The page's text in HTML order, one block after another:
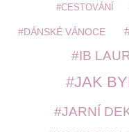
CESTOVÁNÍ
DÁNSKÉ VÁNOCE
IB
JAK
JARNÍ